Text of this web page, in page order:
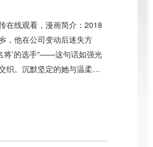
在线观看，漫画简介：2018
，他在公司变动后迷失方
将’的选手”——这句话如强光
织。沉默坚定的她与温柔强